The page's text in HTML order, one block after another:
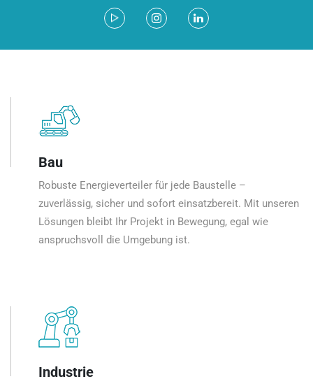
Bau
Robuste Energieverteiler für jede Baustelle –
zuverlässig, sicher und sofort einsatzbereit. Mit unseren
Lösungen bleibt Ihr Projekt in Bewegung, egal wie
anspruchsvoll die Umgebung ist.
Industrie